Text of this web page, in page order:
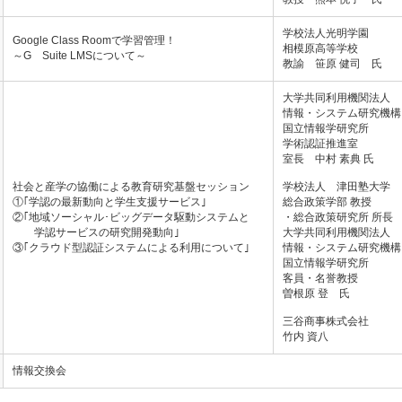
Google Class Roomで学習管理！
～G Suite LMSについて～
学校法人光明学園
相模原高等学校
教諭 笹原 健司 氏
社会と産学の協働による教育研究基盤セッション
①｢学認の最新動向と学生支援サービス｣
②｢地域ソーシャル･ビッグデータ駆動システムと
学認サービスの研究開発動向｣
③｢クラウド型認証システムによる利用について｣
大学共同利用機関法人
情報・システム研究機構
国立情報学研究所
学術認証推進室
室長 中村 素典 氏
学校法人 津田塾大学
総合政策学部 教授
・総合政策研究所 所長
大学共同利用機関法人
情報・システム研究機構
国立情報学研究所
客員・名誉教授
曽根原 登 氏
三谷商事株式会社
竹内 資八
情報交換会